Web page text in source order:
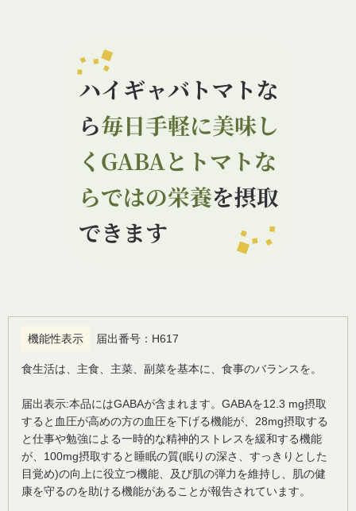
機能性表示 届出番号： H617
食生活は、主食、主菜、副菜を基本に、食事のバランスを。
届出表示:本品にはGABAが含まれます。GABAを12.3 mg摂取
すると血圧が高めの方の血圧を下げる機能が、28mg摂取する
と仕事や勉強による一時的な精神的ストレスを緩和する機能
が、100mg摂取すると睡眠の質(眠りの深さ、すっきりとした
目覚め)の向上に役立つ機能、及び肌の弾力を維持し、肌の健
康を守るのを助ける機能があることが報告されています。